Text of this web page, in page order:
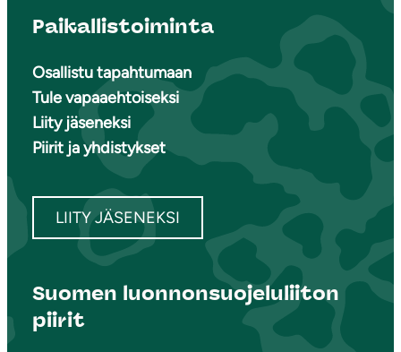
Paikallistoiminta
Osallistu tapahtumaan
Tule vapaaehtoiseksi
Liity jäseneksi
Piirit ja yhdistykset
LIITY JÄSENEKSI
Suomen luonnonsuojeluliiton
piirit